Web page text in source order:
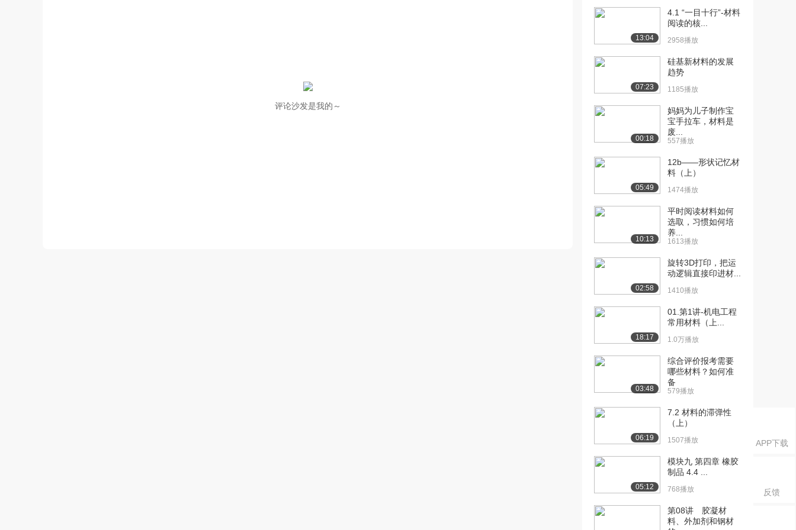
APP下载
反馈
评论沙发是我的～
[11] 4-3-2石材（中） 13:25
1653播放
[13] 5-4-1石灰（上）
1942播放
[14] 5-4-1石灰（中） 12:19
1235播放
[16] 6-4-2石膏（上）
[17] 6-4-2石膏（中） 13:21
1851播放
[19] 7-5-1硅酸盐水泥
2757播放
[20] 7-5-1硅酸盐水泥
2055播放
[21] 7-5-1硅酸盐水泥
1294播放
[22] 8-5-2硅酸盐水泥技术
标准（上）
2164播放
[23] 8-5-2硅酸盐水泥技术
标准（中）
[24] 8-5-2硅酸盐水泥技术 13:21
13:04
4.1 “一目十行”-材料
阅读的核...
2958播放
07:23
硅基新材料的发展
趋势
1185播放
00:18
妈妈为儿子制作宝
宝手拉车，材料是
废...
557播放
05:49
12b——形状记忆材
料（上）
1474播放
10:13
平时阅读材料如何
选取，习惯如何培
养...
1613播放
02:58
旋转3D打印，把运
动逻辑直接印进材...
1410播放
18:17
01.第1讲-机电工程
常用材料（上...
1.0万播放
03:48
综合评价报考需要
哪些材料？如何准
备
579播放
06:19
7.2 材料的滞弹性
（上）
1507播放
05:12
模块九 第四章 橡胶
制品 4.4 ...
768播放
第08讲 胶凝材
料、外加剂和钢材